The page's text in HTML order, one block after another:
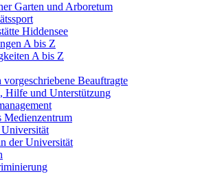
Garten und Arboretum
Hiddensee
A bis Z
A bis Z
vorgeschriebene Beauftragte
Hilfe und Unterstützung
Medienzentrum
der Universität